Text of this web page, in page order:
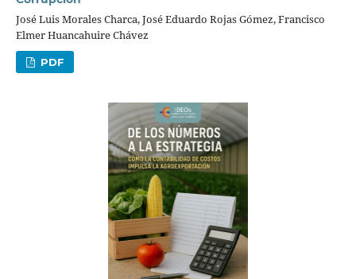
José Luis Morales Charca, José Eduardo Rojas Gómez, Francisco
Elmer Huancahuire Chávez
PDF